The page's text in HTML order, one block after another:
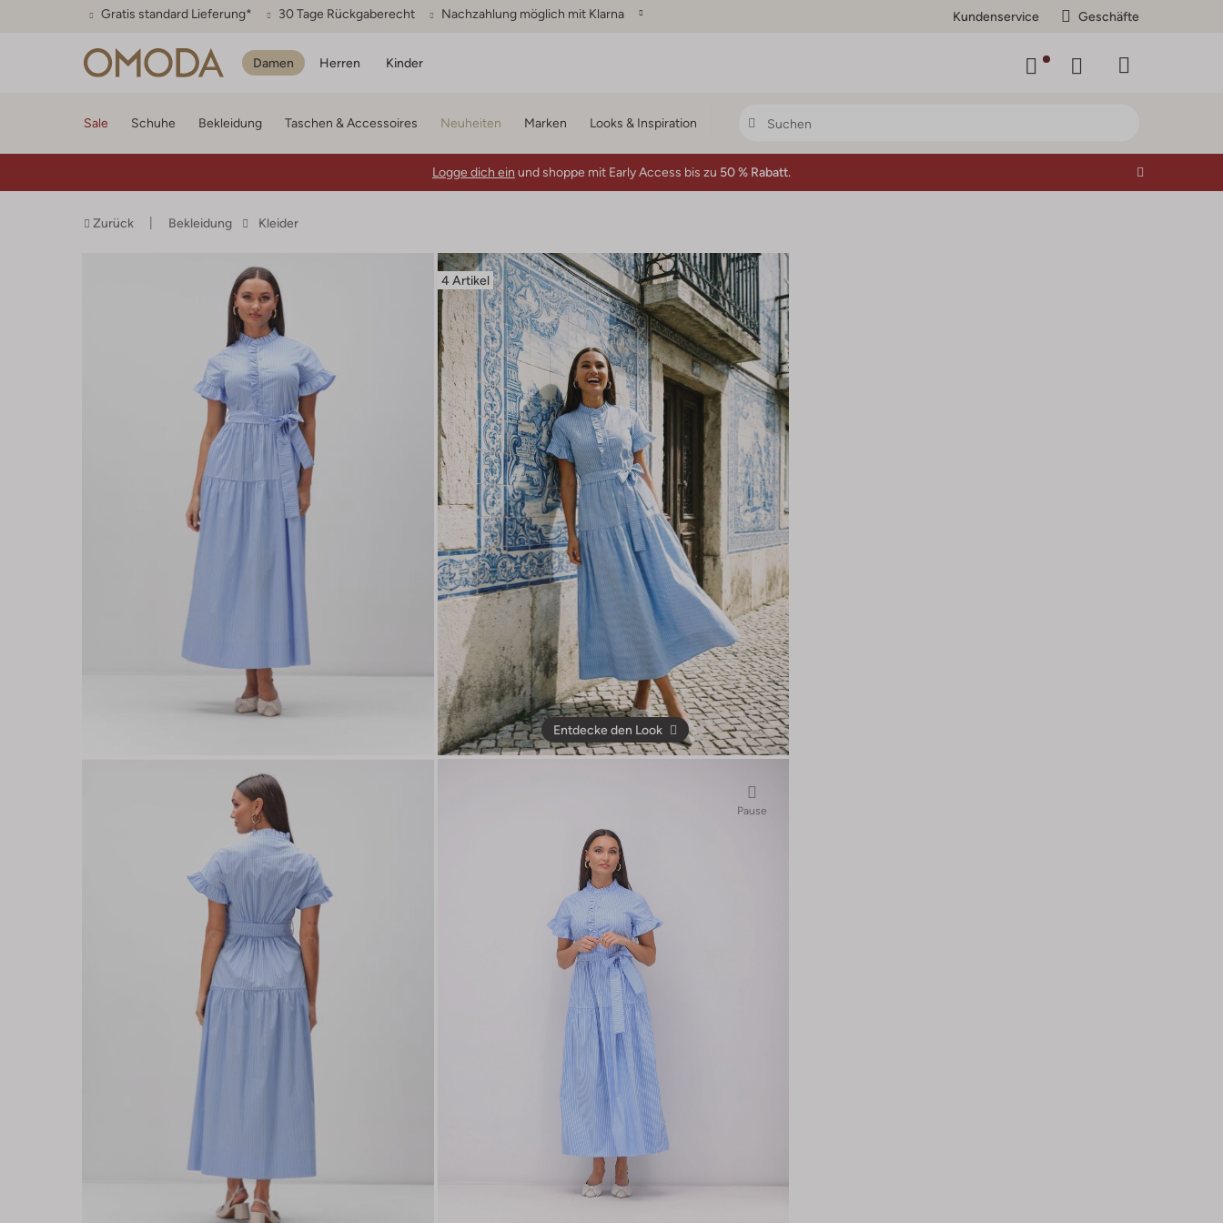
Gratis standard Lieferung* 30 Tage Rückgaberecht Nachzahlung möglich mit Klarna Kundenservice Geschäfte
Damen Herren Kinder
Sale Schuhe Bekleidung Taschen & Accessoires Neuheiten Marken Looks & Inspiration
Logge dich ein und shoppe mit Early Access bis zu 50 % Rabatt.
Zurück Bekleidung Kleider
4 Artikel
Entdecke den Look
Pause